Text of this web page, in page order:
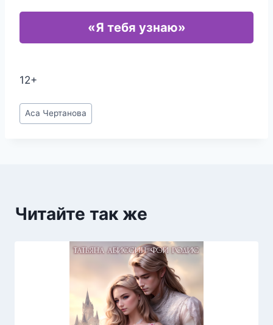
«Я тебя узнаю»
12+
Метки
записи:
Аса Чертанова
Читайте так же